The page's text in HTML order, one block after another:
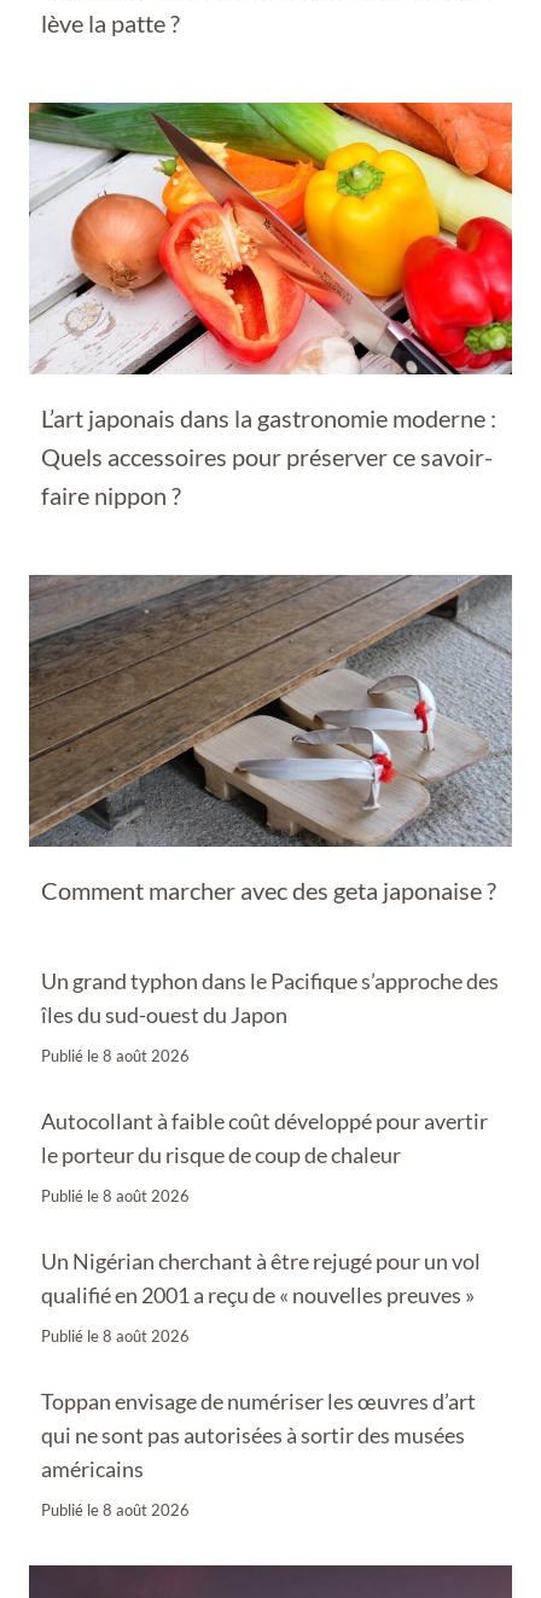
lève la patte ?
L’art japonais dans la gastronomie moderne :
Quels accessoires pour préserver ce savoir-
faire nippon ?
Comment marcher avec des geta japonaise ?
Un grand typhon dans le Pacifique s’approche des
îles du sud-ouest du Japon
Publié le8 août 2026
Autocollant à faible coût développé pour avertir
le porteur du risque de coup de chaleur
Publié le8 août 2026
Un Nigérian cherchant à être rejugé pour un vol
qualifié en 2001 a reçu de « nouvelles preuves »
Publié le8 août 2026
Toppan envisage de numériser les œuvres d’art
qui ne sont pas autorisées à sortir des musées
américains
Publié le8 août 2026